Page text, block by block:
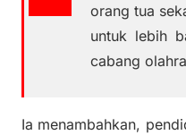
orang tua
untuk lebih
cabang
Ia menambahkan,